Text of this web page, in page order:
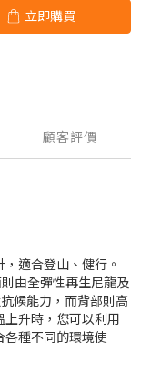
立即購買
顧客評價
適合登山、健行。
由全彈性再生尼龍及
候能力，而背部則高
升時，您可以利用
各種不同的環境使